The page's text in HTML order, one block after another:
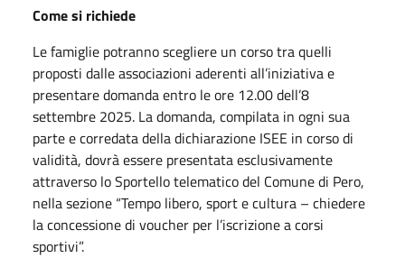
Come si richiede
Le famiglie potranno scegliere un corso tra quelli
proposti dalle associazioni aderenti all’iniziativa e
presentare domanda entro le ore 12.00 dell’8
settembre 2025. La domanda, compilata in ogni sua
parte e corredata della dichiarazione ISEE in corso di
validità, dovrà essere presentata esclusivamente
attraverso lo Sportello telematico del Comune di Pero,
nella sezione “Tempo libero, sport e cultura – chiedere
la concessione di voucher per l’iscrizione a corsi
sportivi”.